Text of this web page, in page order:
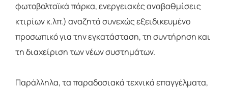
φωτοβολταϊκά πάρκα, ενεργειακές αναβαθμίσεις
κτιρίων κ.λπ.) αναζητά συνεχώς εξειδικευμένο
προσωπικό για την εγκατάσταση, τη συντήρηση και
τη διαχείριση των νέων συστημάτων.
Παράλληλα, τα παραδοσιακά τεχνικά επαγγέλματα,